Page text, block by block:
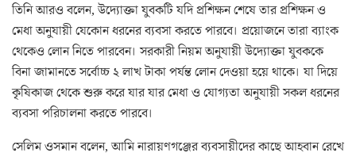
তিনি আরও বলেন, উদ্যোক্তা যুবকটি যদি প্রশিক্ষন শেষে তার প্রশিক্ষন ও
মেধা অনুযায়ী যেকোন ধরনের ব্যবসা করতে পারবে। প্রয়োজনে তারা ব্যাংক
থেকেও লোন নিতে পারবেন। সরকারী নিয়ম অনুযায়ী উদ্যোক্তা যুবককে
বিনা জামানতে সর্বোচ্চ ২ লাখ টাকা পর্যন্ত লোন দেওয়া হয়ে থাকে। যা দিয়ে
কৃষিকাজ থেকে শুরু করে যার যার মেধা ও যোগ্যতা অনুযায়ী সকল ধরনের
ব্যবসা পরিচালনা করতে পারবে।
সেলিম ওসমান বলেন, আমি নারায়ণগঞ্জের ব্যবসায়ীদের কাছে আহবান রেখে